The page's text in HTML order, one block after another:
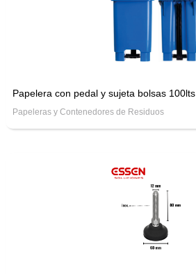
Papelera con pedal y sujeta bolsas 100lts
Papeleras y Contenedores de Residuos